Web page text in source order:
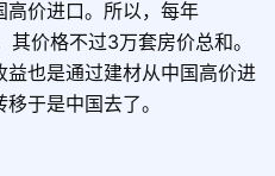
高价进口。所以，每年
其价格不过3万套房价总和。
也是通过建材从中国高价进
于是中国去了。